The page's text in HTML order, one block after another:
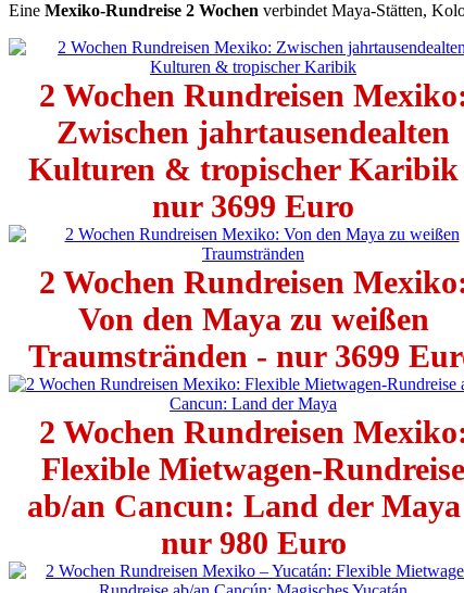
Eine Mexiko-Rundreise 2 Wochen verbindet Maya-Stätten,
2 Wochen Rundreisen
Zwischen jahrtausendealten
Kulturen & tropischer Karibik
nur 3699 Euro
2 Wochen Rundreisen
Von den Maya zu weißen
Traumstränden - nur 3699
2 Wochen Rundreisen
Flexible Mietwagen-Rundreise
ab/an Cancun: Land der
nur 980 Euro